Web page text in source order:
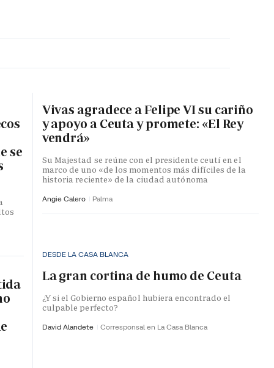
se
Vivas agradece a Felipe VI su cariño
y apoyo a Ceuta y promete: «El Rey
vendrá»
Su Majestad se reúne con el presidente ceutí en el
marco de uno «de los momentos más difíciles de la
historia reciente» de la ciudad autónoma
Angie Calero Palma
DESDE LA CASA BLANCA
La gran cortina de humo de Ceuta
¿Y si el Gobierno español hubiera encontrado el
culpable perfecto?
David Alandete Corresponsal en La Casa Blanca